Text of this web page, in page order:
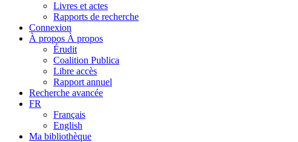
Livres et actes
Rapports de recherche
Connexion
À propos À propos
Érudit
Coalition Publica
Libre accès
Rapport annuel
Recherche avancée
FR
Français
English
Ma bibliothèque